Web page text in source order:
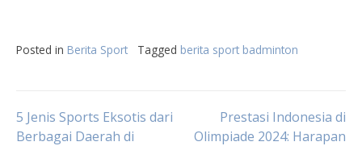
Posted in Berita Sport Tagged berita sport badminton
Post
5 Jenis Sports Eksotis dari
Berbagai Daerah di
Prestasi Indonesia di
Olimpiade 2024: Harapan